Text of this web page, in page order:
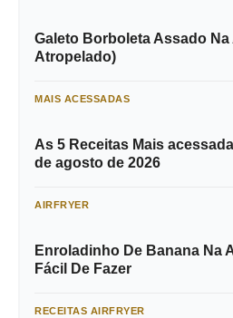
Galeto Borboleta Assado
Atropelado)
MAIS ACESSADAS
As 5 Receitas Mais
de agosto de 2026
AIRFRYER
Enroladinho De Banana Na
Fácil De Fazer
RECEITAS AIRFRYER